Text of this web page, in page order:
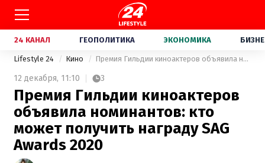
24 КАНАЛ ГЕОПОЛИТИКА ЭКОНОМИКА
Lifestyle 24 Кино Премия Гильдии киноактеров объявила номинантов: кто может получить награду SAG Awards 2020
12 декабря, 11:10 3
Премия Гильдии киноактеров
объявила номинантов: кто
может получить награду SAG
Awards 2020